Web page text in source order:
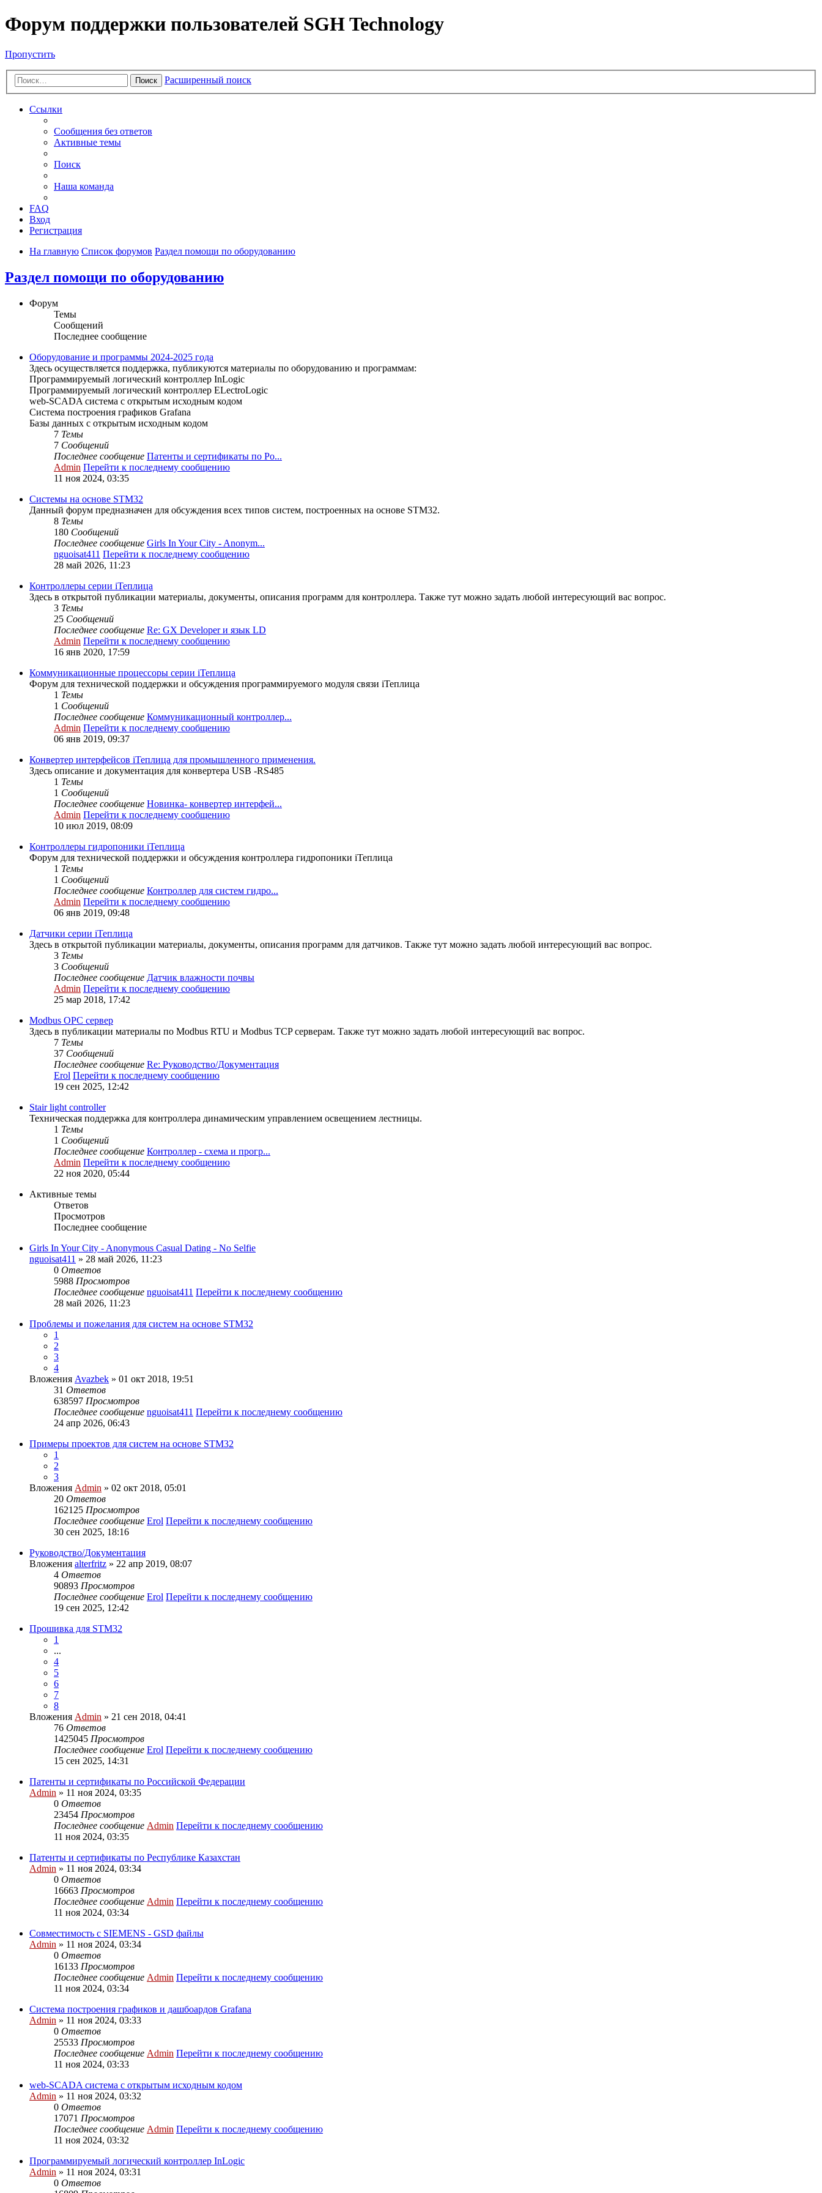
Форум поддержки пользователей SGH Technology
Пропустить
Поиск Расширенный поиск
Ссылки
Сообщения без ответов
Активные темы
Поиск
Наша команда
FAQ
Вход
Регистрация
На главную Список форумов Раздел помощи по оборудованию
Раздел помощи по оборудованию
Форум
Темы
Сообщений
Последнее сообщение
Оборудование и программы 2024-2025 года
Здесь осуществляется поддержка, публикуются материалы по оборудованию и программам:
Программируемый логический контроллер InLogic
Программируемый логический контроллер ELectroLogic
web-SCADA система с открытым исходным кодом
Система построения графиков Grafana
Базы данных с открытым исходным кодом
7 Темы
7 Сообщений
Последнее сообщение Патенты и сертификаты по Ро...
Admin Перейти к последнему сообщению
11 ноя 2024, 03:35
Системы на основе STM32
Данный форум предназначен для обсуждения всех типов систем, построенных на основе STM32.
8 Темы
180 Сообщений
Последнее сообщение Girls In Your City - Anonym...
nguoisat411 Перейти к последнему сообщению
28 май 2026, 11:23
Контроллеры серии iТеплица
Здесь в открытой публикации материалы, документы, описания программ для контроллера. Также тут можно задать любой интересующий вас вопрос.
3 Темы
25 Сообщений
Последнее сообщение Re: GX Developer и язык LD
Admin Перейти к последнему сообщению
16 янв 2020, 17:59
Коммуникационные процессоры серии iТеплица
Форум для технической поддержки и обсуждения программируемого модуля связи iТеплица
1 Темы
1 Сообщений
Последнее сообщение Коммуникационный контроллер...
Admin Перейти к последнему сообщению
06 янв 2019, 09:37
Конвертер интерфейсов iТеплица для промышленного применения.
Здесь описание и документация для конвертера USB -RS485
1 Темы
1 Сообщений
Последнее сообщение Новинка- конвертер интерфей...
Admin Перейти к последнему сообщению
10 июл 2019, 08:09
Контроллеры гидропоники iТеплица
Форум для технической поддержки и обсуждения контроллера гидропоники iТеплица
1 Темы
1 Сообщений
Последнее сообщение Контроллер для систем гидро...
Admin Перейти к последнему сообщению
06 янв 2019, 09:48
Датчики серии iТеплица
Здесь в открытой публикации материалы, документы, описания программ для датчиков. Также тут можно задать любой интересующий вас вопрос.
3 Темы
3 Сообщений
Последнее сообщение Датчик влажности почвы
Admin Перейти к последнему сообщению
25 мар 2018, 17:42
Modbus OPC сервер
Здесь в публикации материалы по Modbus RTU и Modbus TCP серверам. Также тут можно задать любой интересующий вас вопрос.
7 Темы
37 Сообщений
Последнее сообщение Re: Руководство/Документация
Erol Перейти к последнему сообщению
19 сен 2025, 12:42
Stair light controller
Техническая поддержка для контроллера динамическим управлением освещением лестницы.
1 Темы
1 Сообщений
Последнее сообщение Контроллер - схема и прогр...
Admin Перейти к последнему сообщению
22 ноя 2020, 05:44
Активные темы
Ответов
Просмотров
Последнее сообщение
Girls In Your City - Anonymous Casual Dating - No Selfie
nguoisat411 » 28 май 2026, 11:23
0 Ответов
5988 Просмотров
Последнее сообщение nguoisat411 Перейти к последнему сообщению
28 май 2026, 11:23
Проблемы и пожелания для систем на основе STM32
1
2
3
4
Вложения Avazbek » 01 окт 2018, 19:51
31 Ответов
638597 Просмотров
Последнее сообщение nguoisat411 Перейти к последнему сообщению
24 апр 2026, 06:43
Примеры проектов для систем на основе STM32
1
2
3
Вложения Admin » 02 окт 2018, 05:01
20 Ответов
162125 Просмотров
Последнее сообщение Erol Перейти к последнему сообщению
30 сен 2025, 18:16
Руководство/Документация
Вложения alterfritz » 22 апр 2019, 08:07
4 Ответов
90893 Просмотров
Последнее сообщение Erol Перейти к последнему сообщению
19 сен 2025, 12:42
Прошивка для STM32
1
...
4
5
6
7
8
Вложения Admin » 21 сен 2018, 04:41
76 Ответов
1425045 Просмотров
Последнее сообщение Erol Перейти к последнему сообщению
15 сен 2025, 14:31
Патенты и сертификаты по Российской Федерации
Admin » 11 ноя 2024, 03:35
0 Ответов
23454 Просмотров
Последнее сообщение Admin Перейти к последнему сообщению
11 ноя 2024, 03:35
Патенты и сертификаты по Республике Казахстан
Admin » 11 ноя 2024, 03:34
0 Ответов
16663 Просмотров
Последнее сообщение Admin Перейти к последнему сообщению
11 ноя 2024, 03:34
Совместимость с SIEMENS - GSD файлы
Admin » 11 ноя 2024, 03:34
0 Ответов
16133 Просмотров
Последнее сообщение Admin Перейти к последнему сообщению
11 ноя 2024, 03:34
Система построения графиков и дашбоардов Grafana
Admin » 11 ноя 2024, 03:33
0 Ответов
25533 Просмотров
Последнее сообщение Admin Перейти к последнему сообщению
11 ноя 2024, 03:33
web-SCADA система с открытым исходным кодом
Admin » 11 ноя 2024, 03:32
0 Ответов
17071 Просмотров
Последнее сообщение Admin Перейти к последнему сообщению
11 ноя 2024, 03:32
Программируемый логический контроллер InLogic
Admin » 11 ноя 2024, 03:31
0 Ответов